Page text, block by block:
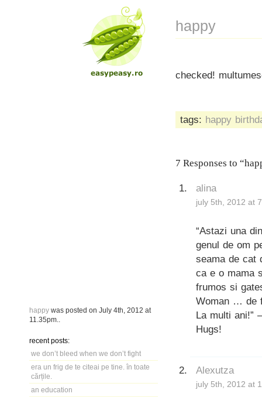
happy was posted on July 4th, 2012 at
11.35pm
recent posts:
we don’t bleed when we don’t fight
era un frig de te citeai pe tine. în toate
cărțile.
an education
happy
checked!
tags: happy
7 Responses to
alina
july 5th, 2012 at
“Astazi una
genul de om
seama de cat
ca e o mama
frumos si
Woman … de
La multi ani!”
Hugs!
Alexutza
july 5th, 2012 at